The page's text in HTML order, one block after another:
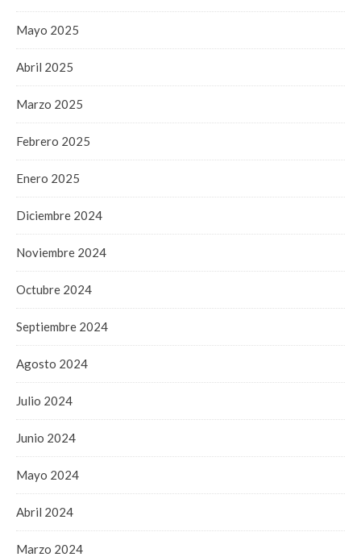
Mayo 2025
Abril 2025
Marzo 2025
Febrero 2025
Enero 2025
Diciembre 2024
Noviembre 2024
Octubre 2024
Septiembre 2024
Agosto 2024
Julio 2024
Junio 2024
Mayo 2024
Abril 2024
Marzo 2024